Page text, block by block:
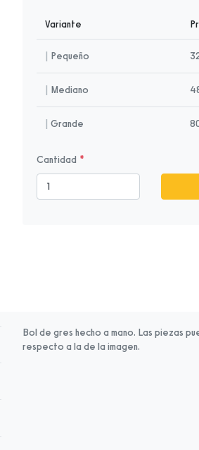
Variante
Pequeño
Mediano
Grande
Cantidad
Bol de gres hecho a mano. Las piezas
respecto a la de la imagen.